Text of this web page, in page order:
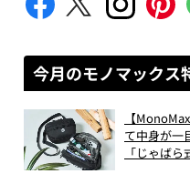
今月のモノマックス
【
て中身が一
「じゃば